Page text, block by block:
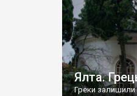
Ялта.
Греки залишили